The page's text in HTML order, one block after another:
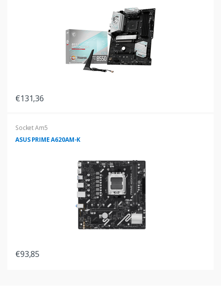
€131,36
Socket Am5
ASUS PRIME A620AM-K
€93,85